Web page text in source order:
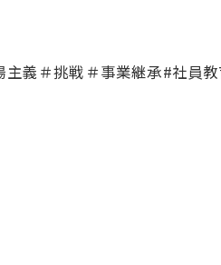
義＃挑戦＃事業継承#社員